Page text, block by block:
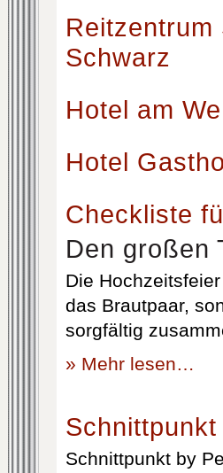
Reitzentrum
Schwarz
Hotel am
Hotel
Checkliste
Den großen
Die
das Brautpaar,
sorgfältig
» Mehr lesen…
Schnittpunkt by